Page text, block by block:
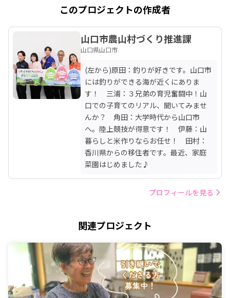
このプロジェクトの作成者
山口市農山村づくり推進課
山口県山口市
(左から)原田：釣りが好きです。山口市
には釣りができる海が近くにありま
す！　三浦：３兄弟の育児奮闘中！山
口での子育てのリアル、聞いてみませ
んか？　角田：大学時代から山口市
へ。陸上競技が得意です！　伊藤：山
暮らしと米作りならお任せ！　田村：
香川県からの移住者です。最近、家庭
菜園はじめました♪
プロフィールを見る
関連プロジェクト